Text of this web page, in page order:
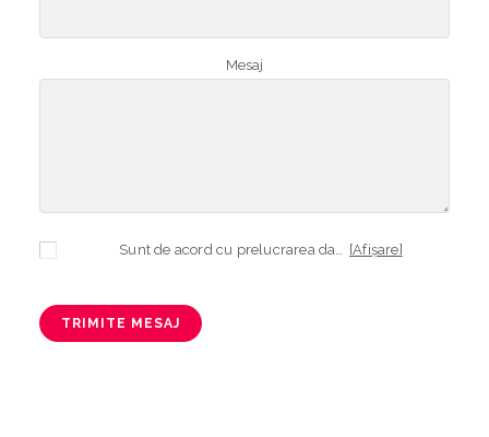
Mesaj
[Afișare]
TRIMITE MESAJ